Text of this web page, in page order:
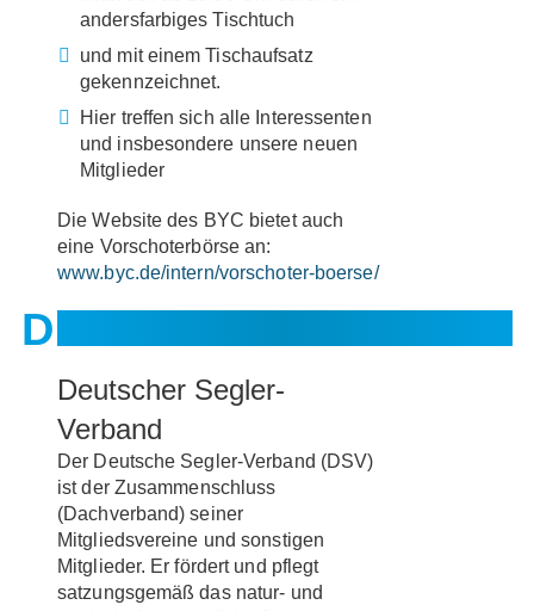
andersfarbiges Tischtuch
und mit einem Tischaufsatz
gekennzeichnet.
Hier treffen sich alle Interessenten
und insbesondere unsere neuen
Mitglieder
Die Website des BYC bietet auch
eine Vorschoterbörse an:
www.byc.de/intern/vorschoter-boerse/
Deutscher Segler-
Verband
Der Deutsche Segler-Verband (DSV)
ist der Zusammenschluss
(Dachverband) seiner
Mitgliedsvereine und sonstigen
Mitglieder. Er fördert und pflegt
satzungsgemäß das natur- und